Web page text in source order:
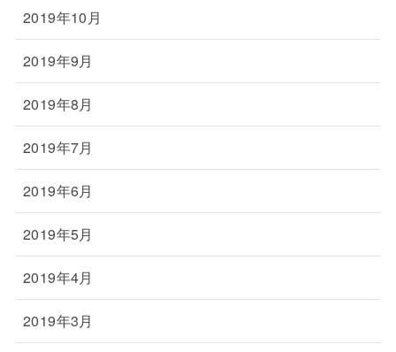
2019年10月
2019年9月
2019年8月
2019年7月
2019年6月
2019年5月
2019年4月
2019年3月